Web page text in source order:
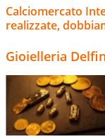
Calciomercato
realizzate,
Gioielleria